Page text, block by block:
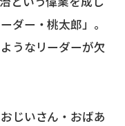
ダー・桃太郎」。
うなリーダーが欠
じいさん・おばあ